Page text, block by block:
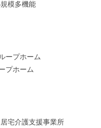
模多機能
ープホーム
プホーム
宅介護支援事業所